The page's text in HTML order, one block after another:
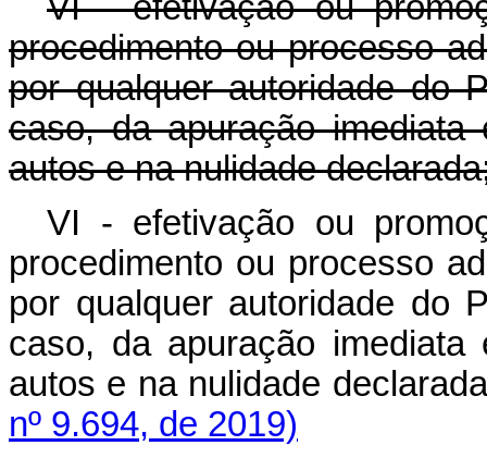
procedimento ou processo
por qualquer autoridade do
caso, da apuração
autos e na nulidade
VI - efetivação ou
procedimento ou processo
por qualquer autoridade do
caso, da apuração
autos e na nulidade
nº 9.694, de 2019)